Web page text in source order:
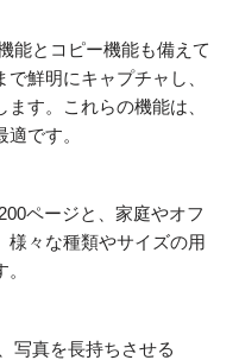
能とコピー機能も備えて
鮮明にキャプチャし、
す。これらの機能は、
です。
ページと、家庭やオフ
様々な種類やサイズの用
写真を長持ちさせる